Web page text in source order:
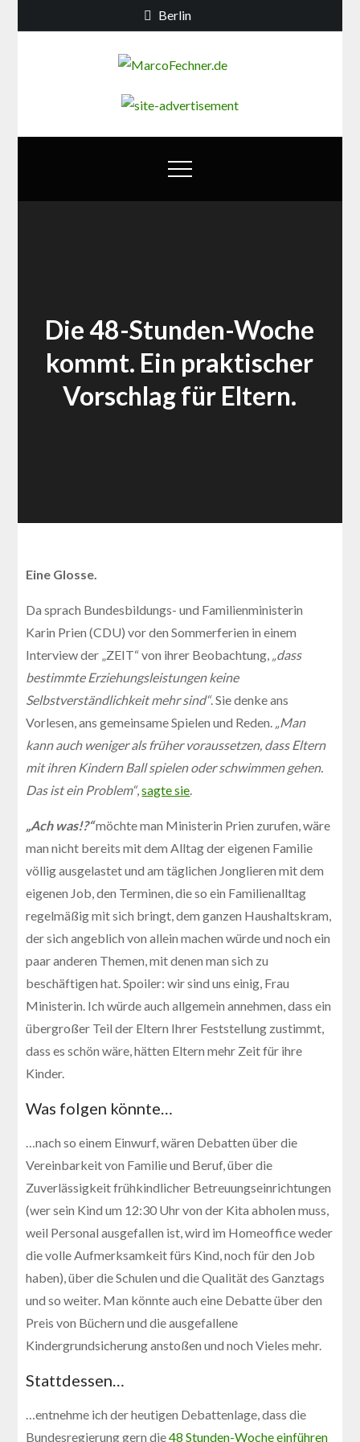
to
Berlin
Die 48-Stunden-Woche
kommt. Ein praktischer
Vorschlag für Eltern.
Eine Glosse.
Da sprach Bundesbildungs- und Familienministerin
Karin Prien (CDU) vor den Sommerferien in einem
Interview der „ZEIT“ von ihrer Beobachtung, „dass
bestimmte Erziehungsleistungen keine
Selbstverständlichkeit mehr sind“. Sie denke ans
Vorlesen, ans gemeinsame Spielen und Reden. „Man
kann auch weniger als früher voraussetzen, dass Eltern
mit ihren Kindern Ball spielen oder schwimmen gehen.
Das ist ein Problem“,sagte sie.
„Ach was!?“möchte man Ministerin Prien zurufen, wäre
man nicht bereits mit dem Alltag der eigenen Familie
völlig ausgelastet und am täglichen Jonglieren mit dem
eigenen Job, den Terminen, die so ein Familienalltag
regelmäßig mit sich bringt, dem ganzen Haushaltskram,
der sich angeblich von allein machen würde und noch ein
paar anderen Themen, mit denen man sich zu
beschäftigen hat. Spoiler: wir sind uns einig, Frau
Ministerin. Ich würde auch allgemein annehmen, dass ein
übergroßer Teil der Eltern Ihrer Feststellung zustimmt,
dass es schön wäre, hätten Eltern mehr Zeit für ihre
Kinder.
Was folgen könnte…
…nach so einem Einwurf, wären Debatten über die
Vereinbarkeit von Familie und Beruf, über die
Zuverlässigkeit frühkindlicher Betreuungseinrichtungen
(wer sein Kind um 12:30 Uhr von der Kita abholen muss,
weil Personal ausgefallen ist, wird im Homeoffice weder
die volle Aufmerksamkeit fürs Kind, noch für den Job
haben), über die Schulen und die Qualität des Ganztags
und so weiter. Man könnte auch eine Debatte über den
Preis von Büchern und die ausgefallene
Kindergrundsicherung anstoßen und noch Vieles mehr.
Stattdessen…
…entnehme ich der heutigen Debattenlage, dass die
Bundesregierung gern die48 Stunden-Woche einführen